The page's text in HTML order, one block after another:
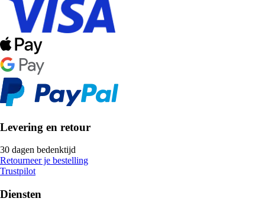
Levering en retour
30 dagen bedenktijd
Retourneer je bestelling
Trustpilot
Diensten